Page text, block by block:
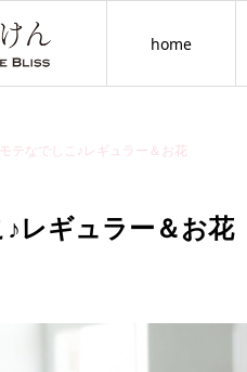
home
テなでしこ♪レギュラー＆お花
♪レギュラー＆お花